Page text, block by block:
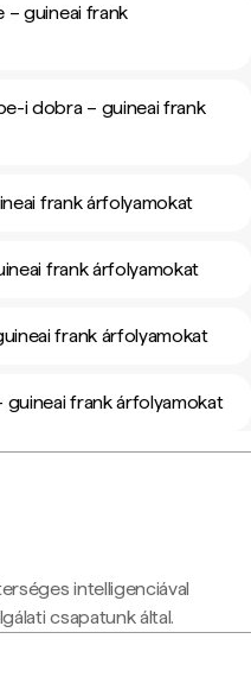
– guineai frank
i dobra – guineai frank
frank árfolyamokat
frank árfolyamokat
frank árfolyamokat
guineai frank árfolyamokat
intelligenciával
csapatunk által.